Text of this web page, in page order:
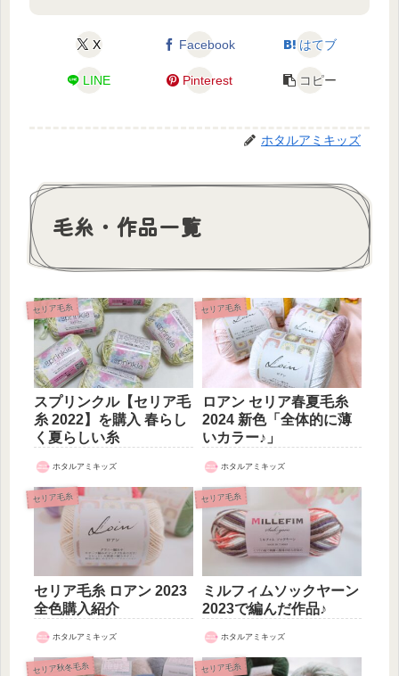
X Facebook はてブ
LINE Pinterest コピー
ホタルアミキッズ
毛糸・作品一覧
セリア毛糸
スプリンクル【セリア毛
糸 2022】を購入 春らし
く夏らしい糸
ホタルアミキッズ
セリア毛糸
ロアン セリア春夏毛糸
2024 新色「全体的に薄
いカラー♪」
ホタルアミキッズ
セリア毛糸
セリア毛糸 ロアン 2023
全色購入紹介
ホタルアミキッズ
セリア毛糸
ミルフィムソックヤーン
2023で編んだ作品♪
ホタルアミキッズ
セリア秋冬毛糸 セリア毛糸